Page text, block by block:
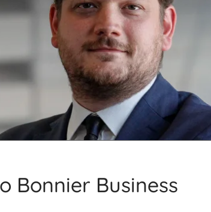
Bonnier Business